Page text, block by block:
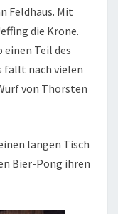
Feldhaus. Mit
die Krone.
Teil des
fällt nach vielen
von Thorsten
langen Tisch
Bier-Pong ihren